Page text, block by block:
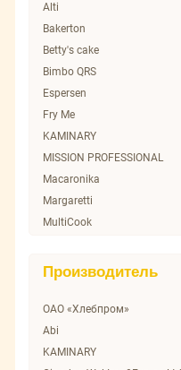
Alti
Bakerton
Betty's cake
Bimbo QRS
Espersen
Fry Me
KAMINARY
MISSION PROFESSIONAL
Macaronika
Margaretti
MultiCook
No name
SERVOLUX
SUSAMI
Stokson
Производитель
ОАО «Хлебпром»
Abi
KAMINARY